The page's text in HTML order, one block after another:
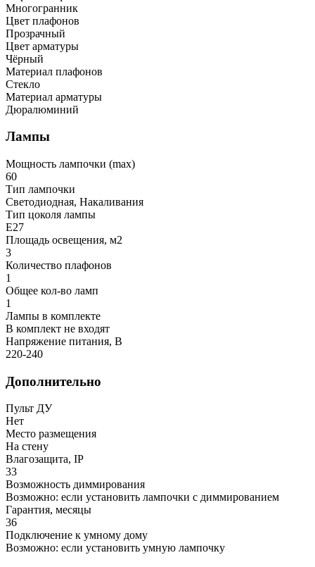
Многогранник
Цвет плафонов
Прозрачный
Цвет арматуры
Чёрный
Материал плафонов
Стекло
Материал арматуры
Дюралюминий
Лампы
Мощность лампочки (max)
60
Тип лампочки
Светодиодная, Накаливания
Тип цоколя лампы
E27
Площадь освещения, м2
3
Количество плафонов
1
Общее кол-во ламп
1
Лампы в комплекте
В комплект не входят
Напряжение питания, В
220-240
Дополнительно
Пульт ДУ
Нет
Место размещения
На стену
Влагозащита, IP
33
Возможность диммирования
Возможно: если установить лампочки с диммированием
Гарантия, месяцы
36
Подключение к умному дому
Возможно: если установить умную лампочку